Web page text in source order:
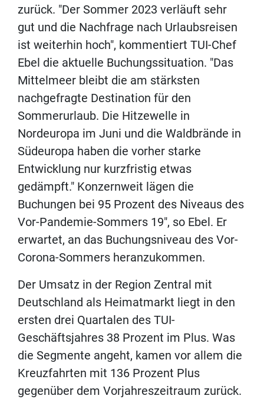
zurück. "Der Sommer 2023 verläuft sehr
gut und die Nachfrage nach Urlaubsreisen
ist weiterhin hoch", kommentiert TUI-Chef
Ebel die aktuelle Buchungssituation. "Das
Mittelmeer bleibt die am stärksten
nachgefragte Destination für den
Sommerurlaub. Die Hitzewelle in
Nordeuropa im Juni und die Waldbrände in
Südeuropa haben die vorher starke
Entwicklung nur kurzfristig etwas
gedämpft." Konzernweit lägen die
Buchungen bei 95 Prozent des Niveaus des
Vor-Pandemie-Sommers 19", so Ebel. Er
erwartet, an das Buchungsniveau des Vor-
Corona-Sommers heranzukommen.
Der Umsatz in der Region Zentral mit
Deutschland als Heimatmarkt liegt in den
ersten drei Quartalen des TUI-
Geschäftsjahres 38 Prozent im Plus. Was
die Segmente angeht, kamen vor allem die
Kreuzfahrten mit 136 Prozent Plus
gegenüber dem Vorjahreszeitraum zurück.